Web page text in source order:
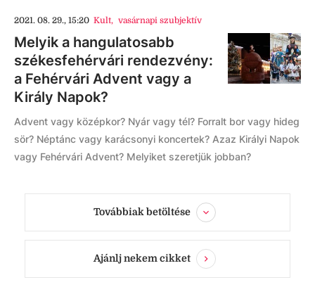
2021. 08. 29., 15:20 Kult, vasárnapi szubjektív
Melyik a hangulatosabb
székesfehérvári rendezvény:
a Fehérvári Advent vagy a
Király Napok?
Advent vagy középkor? Nyár vagy tél? Forralt bor vagy hideg
sör? Néptánc vagy karácsonyi koncertek? Azaz Királyi Napok
vagy Fehérvári Advent? Melyiket szeretjük jobban?
Továbbiak betöltése
Ajánlj nekem cikket